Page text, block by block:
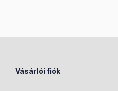
Vásárlói fiók